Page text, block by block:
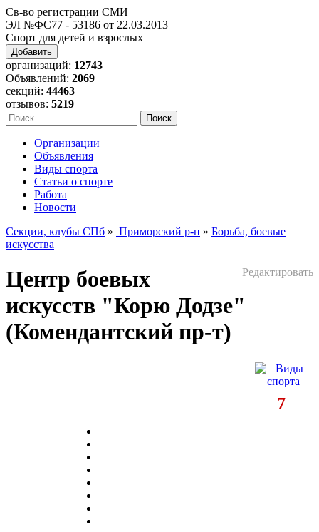
Св-во регистрации СМИ
ЭЛ №ФС77 - 53186 от 22.03.2013
Спорт для детей и взрослых
Добавить
организаций: 12743
Объявлений: 2069
секций: 44463
отзывов: 5219
Организации
Объявления
Виды спорта
Статьи о спорте
Работа
Новости
Секции, клубы СПб » Приморский р-н » Борьба, боевые
искусства
Редактировать
Центр боевых
искусств "Корю Додзе"
(Комендантский пр-т)
7